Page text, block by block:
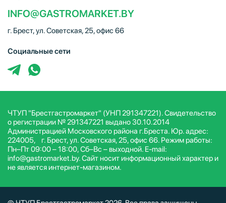
INFO@GASTROMARKET.BY
г. Брест, ул. Советская, 25, офис 66
Социальные сети
ЧТУП "Брестгастромаркет" (УНП 291347221). Свидетельство
о регистрации № 291347221 выдано 30.10.2014
Администрацией Московского района г.Бреста. Юр. адрес:
224005, г. Брест, ул. Советская, 25, офис 66. Режим работы:
Пн–Пт 09:00 – 18:00, Сб–Вс – выходной. E-mail:
info@gastromarket.by. Сайт носит информационный характер и
не является интернет-магазином.